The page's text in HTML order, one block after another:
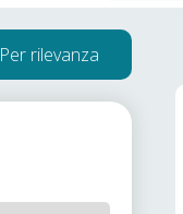
Per rilevanza